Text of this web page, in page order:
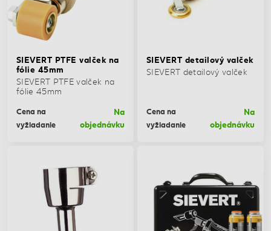
SIEVERT PTFE valček na
fólie 45mm
SIEVERT PTFE valček na
fólie 45mm
Cena na
vyžiadanie
Na
objednávku
SIEVERT detailový valček
SIEVERT detailový valček
Cena na
vyžiadanie
Na
objednávku